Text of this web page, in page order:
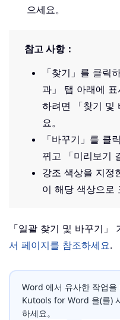
으세요。
참고 사항：
「찾기」를 클릭
과」 탭 아래에
하려면 「찾기 및
요。
「바꾸기」를 클
뀌고 「미리보기
강조 색상을 지정
이 해당 색상으로
「일괄 찾기 및 바꾸기」
서 페이지를 참조하세요.
Word 에서 유사한 작업을
Kutools for Word 을(를)
하세요。